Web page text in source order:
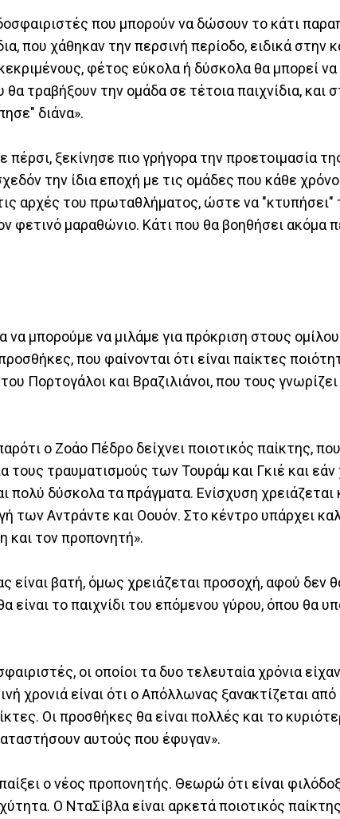
που μπορούν να δώσουν το κάτι
που χάθηκαν την περσινή περίοδο, ειδικά στην
φέτος εύκολα ή δύσκολα θα μπορεί να
τραβήξουν την ομάδα σε τέτοια παιχνίδια, και
διάνα».
πέρσι, ξεκίνησε πιο γρήγορα την προετοιμασία
την ίδια εποχή με τις ομάδες που κάθε
αρχές του πρωταθλήματος, ώστε να
φετινό μαραθώνιο. Κάτι που θα βοηθήσει ακόμα
μπορούμε να μιλάμε για πρόκριση στους
που φαίνονται ότι είναι παίκτες
Πορτογάλοι και Βραζιλιάνοι, που τους γνωρίζει
ο Ζοάο Πέδρο δείχνει ποιοτικός παίκτης,
τραυματισμούς των Τουράμ και Γκιέ και
πολύ δύσκολα τα πράγματα. Ενίσχυση χρειάζεται
των Αντράντε και Οουόν. Στο κέντρο υπάρχει
και τον προπονητή».
βατή, όμως χρειάζεται προσοχή, αφού δεν
το παιχνίδι του επόμενου γύρου, όπου θα
οι οποίοι τα δυο τελευταία χρόνια είχαν
χρονιά είναι ότι ο Απόλλωνας ξανακτίζεται
Οι προσθήκες θα είναι πολλές και το
αυτούς που έφυγαν».
ο νέος προπονητής. Θεωρώ ότι είναι
Ο ΝταΣίβλα είναι αρκετά ποιοτικός